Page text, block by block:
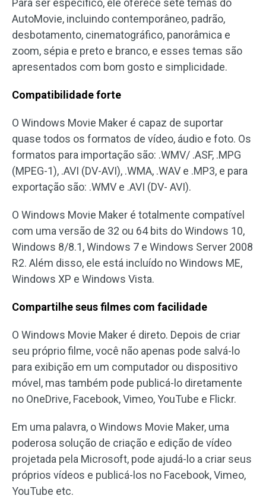
Para ser específico, ele oferece sete temas do
AutoMovie, incluindo contemporâneo, padrão,
desbotamento, cinematográfico, panorâmica e
zoom, sépia e preto e branco, e esses temas são
apresentados com bom gosto e simplicidade.
Compatibilidade forte
O Windows Movie Maker é capaz de suportar
quase todos os formatos de vídeo, áudio e foto. Os
formatos para importação são: .WMV/ .ASF, .MPG
(MPEG-1), .AVI (DV-AVI), .WMA, .WAV e .MP3, e para
exportação são: .WMV e .AVI (DV- AVI).
O Windows Movie Maker é totalmente compatível
com uma versão de 32 ou 64 bits do Windows 10,
Windows 8/8.1, Windows 7 e Windows Server 2008
R2. Além disso, ele está incluído no Windows ME,
Windows XP e Windows Vista.
Compartilhe seus filmes com facilidade
O Windows Movie Maker é direto. Depois de criar
seu próprio filme, você não apenas pode salvá-lo
para exibição em um computador ou dispositivo
móvel, mas também pode publicá-lo diretamente
no OneDrive, Facebook, Vimeo, YouTube e Flickr.
Em uma palavra, o Windows Movie Maker, uma
poderosa solução de criação e edição de vídeo
projetada pela Microsoft, pode ajudá-lo a criar seus
próprios vídeos e publicá-los no Facebook, Vimeo,
YouTube etc.